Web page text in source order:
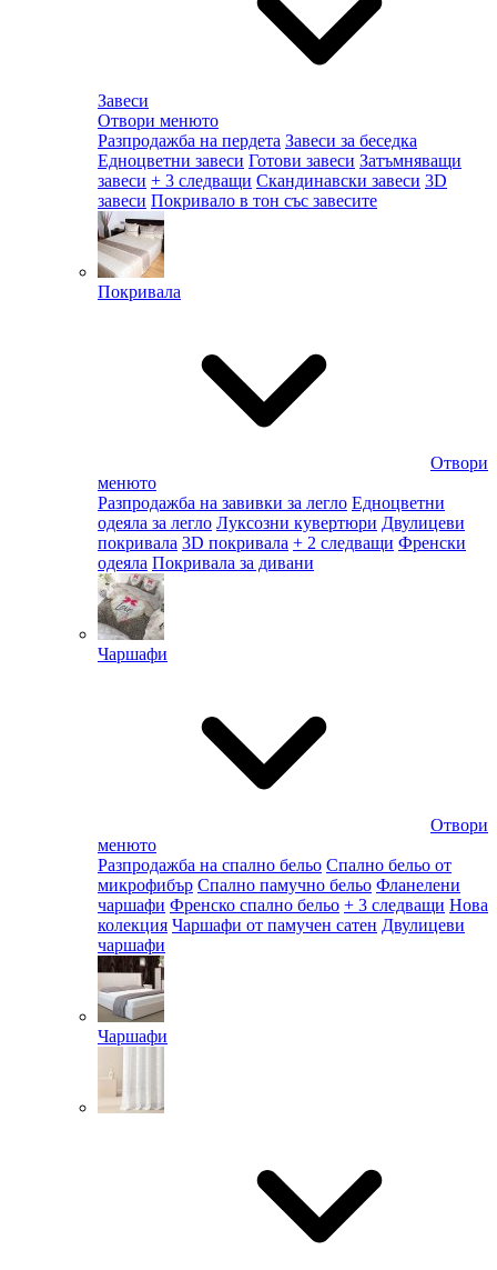
Завеси
Отвори менюто
Разпродажба на пердета Завеси за беседка
Едноцветни завеси Готови завеси Затъмняващи
завеси + 3 следващи Скандинавски завеси 3D
завеси Покривало в тон със завесите
Покривала
Отвори
менюто
Разпродажба на завивки за легло Едноцветни
одеяла за легло Луксозни кувертюри Двулицеви
покривала 3D покривала + 2 следващи Френски
одеяла Покривала за дивани
Чаршафи
Отвори
менюто
Разпродажба на спално бельо Спално бельо от
микрофибър Спално памучно бельо Фланелени
чаршафи Френско спално бельо + 3 следващи Нова
колекция Чаршафи от памучен сатен Двулицеви
чаршафи
Чаршафи